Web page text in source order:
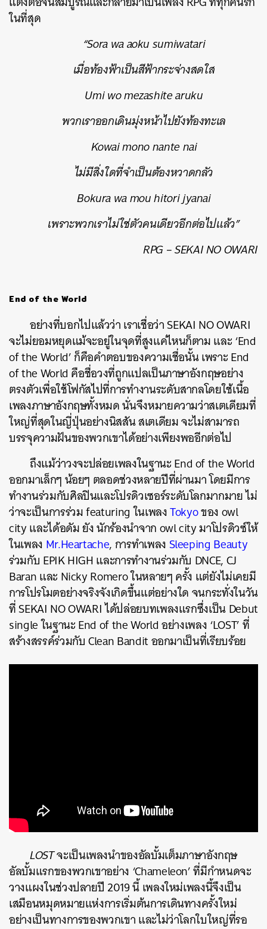
ในที่สุด
“Sora wa aoku sumiwatari
เมื่อท้องฟ้าเป็นสีฟ้ากระจ่างสดใส
Umi wo mezashite aruku
พวกเราออกเดินมุ่งหน้าไปยังท้องทะเล
Kowai mono nante nai
ไม่มีสิ่งใดที่จำเป็นต้องหวาดกลัว
Bokura wa mou hitori jyanai
เพราะพวกเราไม่ใช่ตัวคนเดียวอีกต่อไปแล้ว”
RPG – SEKAI NO OWARI
End of the World
อย่างที่บอกไปแล้วว่า เราเชื่อว่า SEKAI NO OWARI
จะไม่ยอมหยุดแม้จะอยู่ในจุดที่สูงแค่ไหนก็ตาม และ ‘End
of the World’ ก็คือคำตอบของความเชื่อนั้น เพราะ End
of the World คือชื่อวงที่ถูกแปลเป็นภาษาอังกฤษอย่าง
ตรงตัวเพื่อใช้โฟกัสไปที่การทำงานระดับสากลโดยใช้เนื้อ
เพลงภาษาอังกฤษทั้งหมด นั่นจึงหมายความว่าสเตเดียมที่
ใหญ่ที่สุดในญี่ปุ่นอย่างนิสสัน สเตเดียม จะไม่สามารถ
บรรจุความฝันของพวกเขาได้อย่างเพียงพออีกต่อไป
ถึงแม้ว่าวงจะปล่อยเพลงในฐานะ End of the World
ออกมาเล็กๆ น้อยๆ ตลอดช่วงหลายปีที่ผ่านมา โดยมีการ
ทำงานร่วมกับศิลปินและโปรดิวเซอร์ระดับโลกมากมาย ไม่
ว่าจะเป็นการร่วม featuring ในเพลงTokyoของ owl
city และได้อดัม ยัง นักร้องนำจาก owl city มาโปรดิวซ์ให้
ในเพลง Mr.Heartache, การทำเพลงSleeping Beauty
ร่วมกับ EPIK HIGH และการทำงานร่วมกับ DNCE, CJ
Baran และ Nicky Romero ในหลายๆ ครั้ง แต่ยังไม่เคยมี
การโปรโมตอย่างจริงจังเกิดขึ้นแต่อย่างใด จนกระทั่งในวัน
ที่ SEKAI NO OWARI ได้ปล่อยบทเพลงแรกซึ่งเป็น Debut
single ในฐานะ End of the World อย่างเพลง ‘LOST’ ที่
สร้างสรรค์ร่วมกับ Clean Bandit ออกมาเป็นที่เรียบร้อย
LOSTจะเป็นเพลงนำของอัลบั้มเต็มภาษาอังกฤษ
อัลบั้มแรกของพวกเขาอย่าง ‘Chameleon’ ที่มีกำหนดจะ
วางแผงในช่วงปลายปี 2019 นี้ เพลงใหม่เพลงนี้จึงเป็น
เสมือนหมุดหมายแห่งการเริ่มต้นการเดินทางครั้งใหม่
อย่างเป็นทางการของพวกเขา และไม่ว่าโลกใบใหญ่ที่รอ